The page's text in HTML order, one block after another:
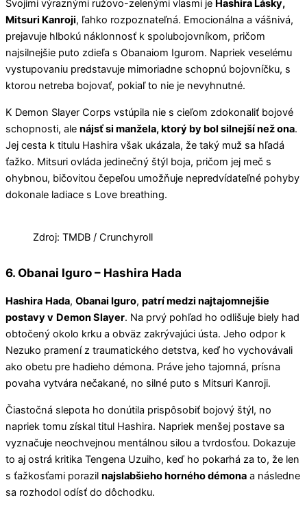
Svojimi výraznými ružovo-zelenými vlasmi je Hashira Lásky,
Mitsuri Kanroji, ľahko rozpoznateľná. Emocionálna a vášnivá,
prejavuje hlbokú náklonnosť k spolubojovníkom, pričom
najsilnejšie puto zdieľa s Obanaiom Igurom. Napriek veselému
vystupovaniu predstavuje mimoriadne schopnú bojovníčku, s
ktorou netreba bojovať, pokiaľ to nie je nevyhnutné.
K Demon Slayer Corps vstúpila nie s cieľom zdokonaliť bojové
schopnosti, ale nájsť si manžela, ktorý by bol silnejší než ona.
Jej cesta k titulu Hashira však ukázala, že taký muž sa hľadá
ťažko. Mitsuri ovláda jedinečný štýl boja, pričom jej meč s
ohybnou, bičovitou čepeľou umožňuje nepredvídateľné pohyby
dokonale ladiace s Love breathing.
Zdroj: TMDB / Crunchyroll
6. Obanai Iguro – Hashira Hada
Hashira Hada, Obanai Iguro, patrí medzi najtajomnejšie
postavy v Demon Slayer. Na prvý pohľad ho odlišuje biely had
obtočený okolo krku a obväz zakrývajúci ústa. Jeho odpor k
Nezuko pramení z traumatického detstva, keď ho vychovávali
ako obetu pre hadieho démona. Práve jeho tajomná, prísna
povaha vytvára nečakané, no silné puto s Mitsuri Kanroji.
Čiastočná slepota ho donútila prispôsobiť bojový štýl, no
napriek tomu získal titul Hashira. Napriek menšej postave sa
vyznačuje neochvejnou mentálnou silou a tvrdosťou. Dokazuje
to aj ostrá kritika Tengena Uzuiho, keď ho pokarhá za to, že len
s ťažkosťami porazil najslabšieho horného démona a následne
sa rozhodol odísť do dôchodku.